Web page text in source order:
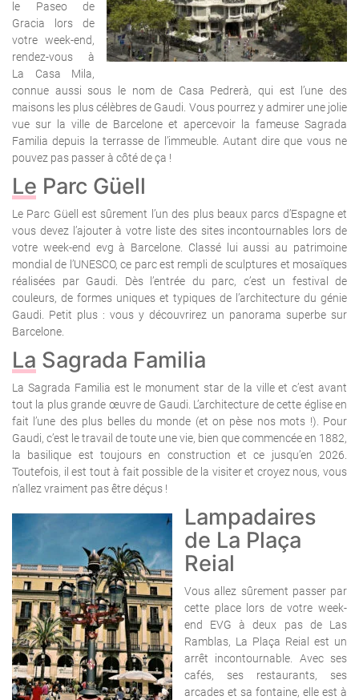
le Paseo de
Gracia lors de
votre week-end,
rendez-vous à
La Casa Mila,
connue aussi sous le nom de Casa Pedrerà, qui est l’une des
maisons les plus célèbres de Gaudi. Vous pourrez y admirer une jolie
vue sur la ville de Barcelone et apercevoir la fameuse Sagrada
Familia depuis la terrasse de l’immeuble. Autant dire que vous ne
pouvez pas passer à côté de ça !
Le Parc Güell
Le Parc Güell est sûrement l’un des plus beaux parcs d’Espagne et
vous devez l’ajouter à votre liste des sites incontournables lors de
votre week-end evg à Barcelone. Classé lui aussi au patrimoine
mondial de l’UNESCO, ce parc est rempli de sculptures et mosaïques
réalisées par Gaudi. Dès l’entrée du parc, c’est un festival de
couleurs, de formes uniques et typiques de l’architecture du génie
Gaudi. Petit plus : vous y découvrirez un panorama superbe sur
Barcelone.
La Sagrada Familia
La Sagrada Familia est le monument star de la ville et c’est avant
tout la plus grande œuvre de Gaudi. L’architecture de cette église en
fait l’une des plus belles du monde (et on pèse nos mots !). Pour
Gaudi, c’est le travail de toute une vie, bien que commencée en 1882,
la basilique est toujours en construction et ce jusqu’en 2026.
Toutefois, il est tout à fait possible de la visiter et croyez nous, vous
n’allez vraiment pas être déçus !
Lampadaires
de La Plaça
Reial
Vous allez sûrement passer par
cette place lors de votre week-
end EVG à deux pas de Las
Ramblas, La Plaça Reial est un
arrêt incontournable. Avec ses
cafés, ses restaurants, ses
arcades et sa fontaine, elle est à